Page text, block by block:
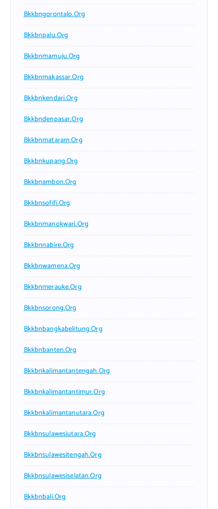
Bkkbngorontalo.org
Bkkbnpalu.org
Bkkbnmamuju.org
Bkkbnmakassar.org
Bkkbnkendari.org
Bkkbndenpasar.org
Bkkbnmataram.org
Bkkbnkupang.org
Bkkbnambon.org
Bkkbnsofifi.org
Bkkbnmanokwari.org
Bkkbnnabire.org
Bkkbnwamena.org
Bkkbnmerauke.org
Bkkbnsorong.org
Bkkbnbangkabelitung.org
Bkkbnbanten.org
Bkkbnkalimantantengah.org
Bkkbnkalimantantimur.org
Bkkbnkalimantanutara.org
Bkkbnsulawesiutara.org
Bkkbnsulawesitengah.org
Bkkbnsulawesiselatan.org
Bkkbnbali.org